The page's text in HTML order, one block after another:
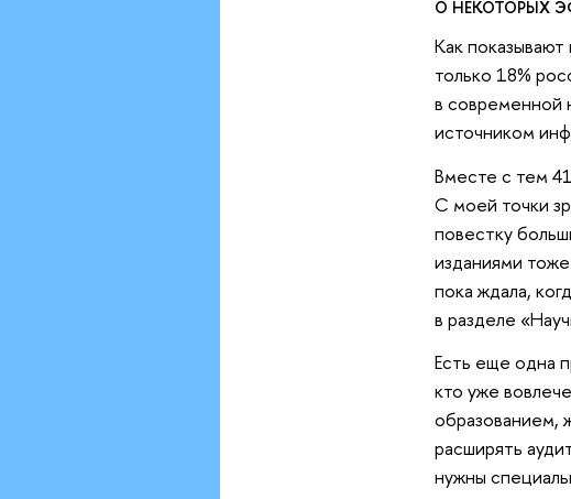
О НЕКОТОРЫХ
Как
только 18%
в современной
источником
Вместе с тем
С моей точки
повестку
изданиями
пока ждала,
в разделе
Есть еще одна
кто уже
образованием,
расширять
нужны